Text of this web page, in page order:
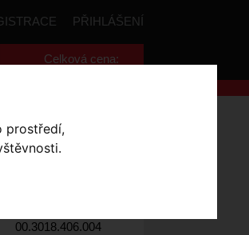
prostředí,
PŘIHLÁŠENÍ
Celková cena:
00.3018.406.004